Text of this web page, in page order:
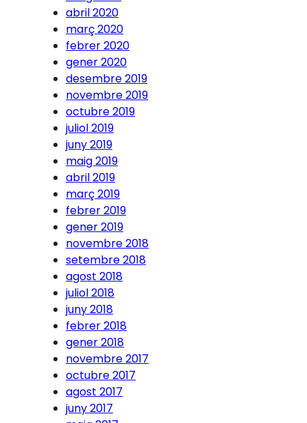
abril 2020
març 2020
febrer 2020
gener 2020
desembre 2019
novembre 2019
octubre 2019
juliol 2019
juny 2019
maig 2019
abril 2019
març 2019
febrer 2019
gener 2019
novembre 2018
setembre 2018
agost 2018
juliol 2018
juny 2018
febrer 2018
gener 2018
novembre 2017
octubre 2017
agost 2017
juny 2017